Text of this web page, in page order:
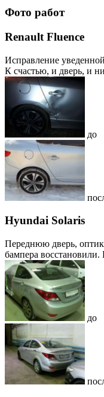
Фото работ
Renault Fluence
Исправление
К счастью, и дверь, и
до
Hyundai Solaris
Переднюю дверь,
бампера
до